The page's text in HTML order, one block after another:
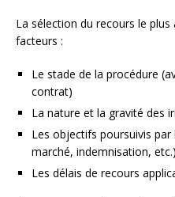
La sélection du recours le
facteurs :
Le stade de la procédure
contrat)
La nature et la gravité des
Les objectifs poursuivis
marché, indemnisation, etc.)
Les délais de recours